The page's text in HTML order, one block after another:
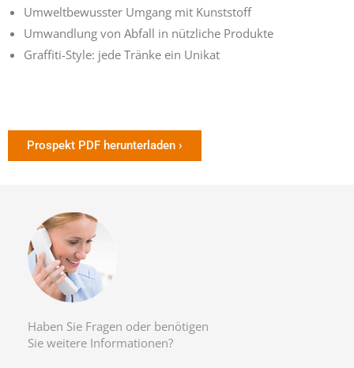
Umweltbewusster Umgang mit Kunststoff
Umwandlung von Abfall in nützliche Produkte
Graffiti-Style: jede Tränke ein Unikat
Prospekt PDF herunterladen ›
Haben Sie Fragen oder benötigen
Sie weitere Informationen?